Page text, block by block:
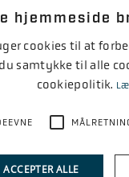
hjemmeside
cookies til at
samtykke til alle
cookiepolitik.
ACCEPTER ALLE